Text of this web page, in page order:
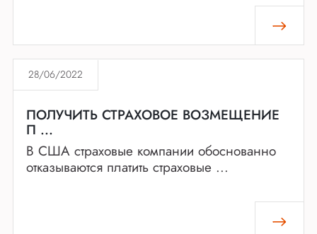
28/06/2022
ПОЛУЧИТЬ СТРАХОВОЕ ВОЗМЕЩЕНИЕ
П ...
В США страховые компании обоснованно
отказываются платить страховые ...